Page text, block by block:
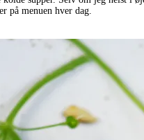
på menuen hver dag.